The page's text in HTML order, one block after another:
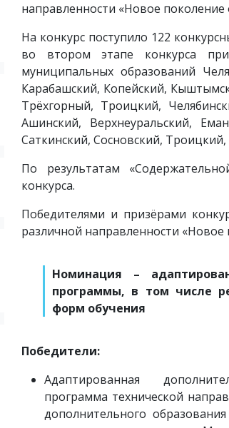
направленности «Новое поколение
На конкурс поступило 122
во втором этапе конкурса
муниципальных образований
Карабашский, Копейский,
Трёхгорный, Троицкий,
Ашинский, Верхнеуральский,
Саткинский, Сосновский,
По результатам
конкурса.
Победителями и призёрами
различной направленности «Новое
Номинация –
программы, в том числе
форм обучения
Победители:
Адаптированная
программа технической
дополнительного